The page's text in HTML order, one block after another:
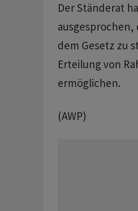
Der Ständerat
ausgesprochen,
dem Gesetz zu
Erteilung von
ermöglichen.
(AWP)